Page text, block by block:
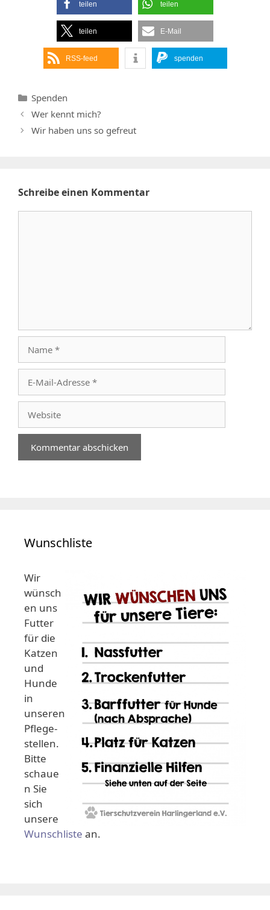
teilen teilen
teilen E-Mail
RSS-feed spenden
Kategorien
Spenden
Wer kennt mich?
Wir haben uns so gefreut
Schreibe einen Kommentar
Mail-
Adresse
Wunschliste
Wir
wünsch
en uns
Futter
für die
Katzen
und
Hunde
in
unseren
Pflege-
stellen.
Bitte
schaue
n Sie
sich
unsere
Wunschliste an.